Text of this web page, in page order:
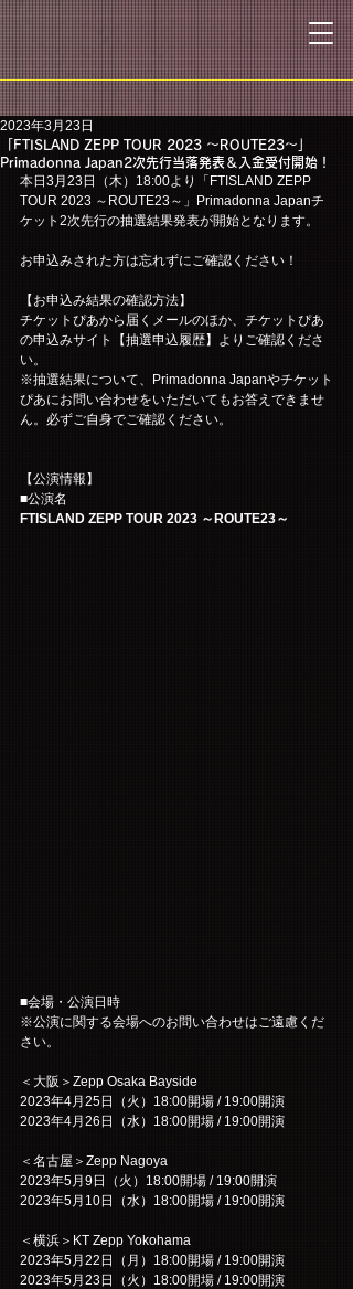
「FTISLAND ZEPP TOUR 2023 ～ROUTE23～」
Primadonna Japan2次先行当落発表＆入金受付開始！
2023年3月23日
本日3月23日（木）18:00より「FTISLAND ZEPP
TOUR 2023 ～ROUTE23～」Primadonna Japanチ
ケット2次先行の抽選結果発表が開始となります。
お申込みされた方は忘れずにご確認ください！
【お申込み結果の確認方法】
チケットぴあから届くメールのほか、チケットぴあ
の申込みサイト【抽選申込履歴】よりご確認くださ
い。
※抽選結果について、Primadonna Japanやチケット
ぴあにお問い合わせをいただいてもお答えできませ
ん。必ずご自身でご確認ください。
【公演情報】
■公演名
FTISLAND ZEPP TOUR 2023 ～ROUTE23～
■会場・公演日時
※公演に関する会場へのお問い合わせはご遠慮くだ
さい。
＜大阪＞Zepp Osaka Bayside
2023年4月25日（火）18:00開場 / 19:00開演
2023年4月26日（水）18:00開場 / 19:00開演
＜名古屋＞Zepp Nagoya
2023年5月9日（火）18:00開場 / 19:00開演
2023年5月10日（水）18:00開場 / 19:00開演
＜横浜＞KT Zepp Yokohama
2023年5月22日（月）18:00開場 / 19:00開演
2023年5月23日（火）18:00開場 / 19:00開演